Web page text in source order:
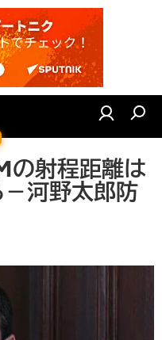
の射程距離は
河野太郎防